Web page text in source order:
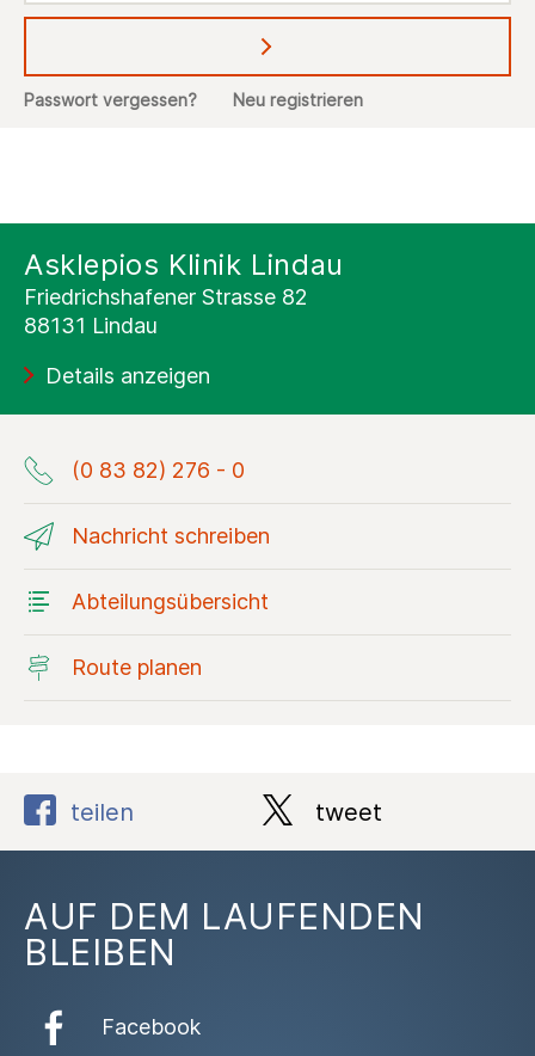
Abschicken
Passwort vergessen? Neu registrieren
Asklepios Klinik Lindau
Friedrichshafener Strasse 82
88131 Lindau
Details anzeigen
(0 83 82) 276 - 0
Nachricht schreiben
Abteilungsübersicht
Route planen
teilen tweet
AUF DEM LAUFENDEN
BLEIBEN
Facebook